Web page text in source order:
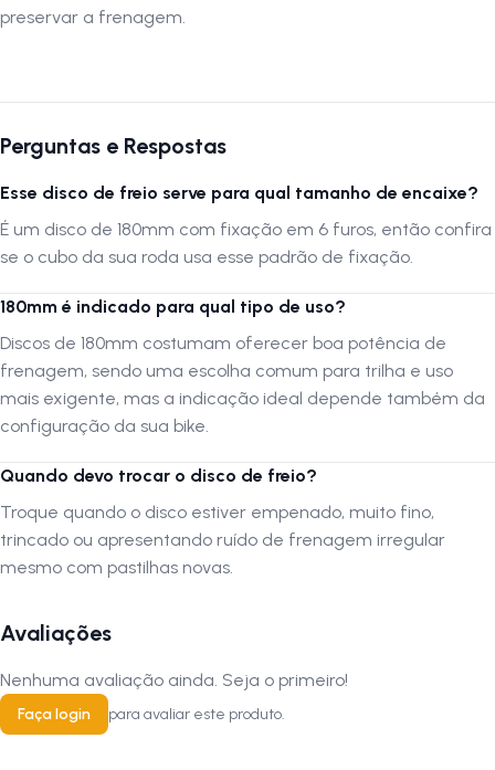
peso leve e fixação segura, ele proporciona uma frenagem suave,
Se optar por montar o produto por conta própria ou através de um
por uma oficina especializada para confirmar que foi realizada
adequadamente.
subir escadas ou transporte por guinchos para apartamentos.
por portas, corredores e elevadores. Verifique limitações do produto
com o fabricante, se seus componentes e funcionalidades atendem à
sua necessidade.
Siga-nos no Instagram:@lojanapista
Assista no YouTube:LojanaPista
preservar a frenagem.
Perguntas e Respostas
Esse disco de freio serve para qual tamanho de encaixe?
É um disco de 180mm com fixação em 6 furos, então confira
se o cubo da sua roda usa esse padrão de fixação.
180mm é indicado para qual tipo de uso?
Discos de 180mm costumam oferecer boa potência de
frenagem, sendo uma escolha comum para trilha e uso
mais exigente, mas a indicação ideal depende também da
configuração da sua bike.
Quando devo trocar o disco de freio?
Troque quando o disco estiver empenado, muito fino,
trincado ou apresentando ruído de frenagem irregular
mesmo com pastilhas novas.
Avaliações
Nenhuma avaliação ainda. Seja o primeiro!
Faça login para avaliar este produto.